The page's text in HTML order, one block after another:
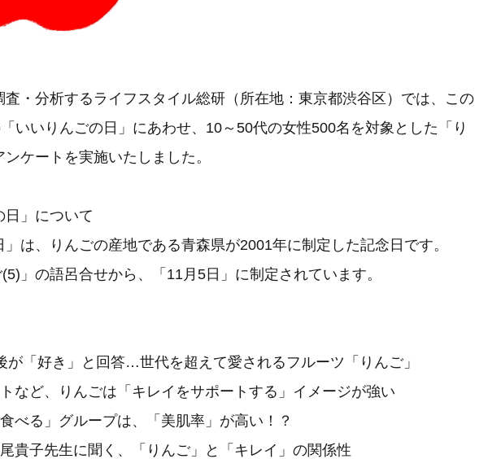
査・分析するライフスタイル総研（所在地：東京都渋谷区）では、この
いいりんごの日」にあわせ、10～50代の女性500名を対象とした「り
ケートを実施いたしました。
」について
」は、りんごの産地である青森県が2001年に制定した記念日です。
(5)」の語呂合せから、「11月5日」に制定されています。
が「好き」と回答…世代を超えて愛されるフルーツ「りんご」
など、りんごは「キレイをサポートする」イメージが強い
べる」グループは、「美肌率」が高い！？
貴子先生に聞く、「りんご」と「キレイ」の関係性